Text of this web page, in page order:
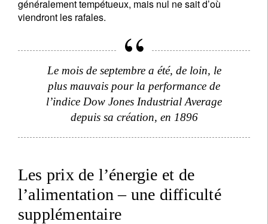
généralement tempétueux, mais nul ne sait d’où
viendront les rafales.
Le mois de septembre a été, de loin, le
plus mauvais pour la performance de
l’indice Dow Jones Industrial Average
depuis sa création, en 1896
Les prix de l’énergie et de
l’alimentation – une difficulté
supplémentaire